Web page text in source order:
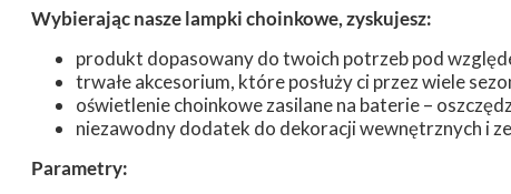
Wybierając nasze lampki choinkowe, zyskujesz:
produkt dopasowany do twoich potrzeb pod
trwałe akcesorium, które posłuży ci przez wiele
oświetlenie choinkowe zasilane na baterie –
niezawodny dodatek do dekoracji wewnętrznych i
Parametry: